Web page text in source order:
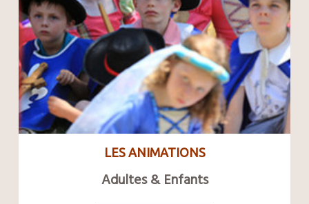
LES ANIMATIONS
Adultes & Enfants